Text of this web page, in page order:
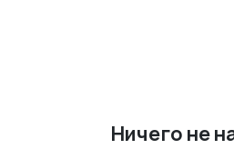
Ничего не